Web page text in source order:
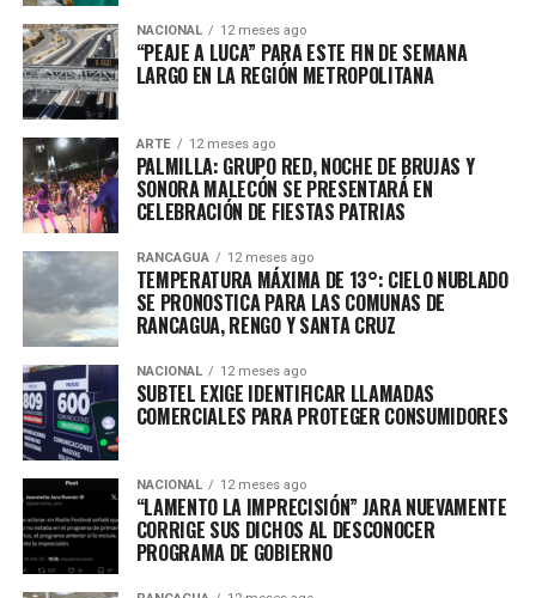
NACIONAL 12 meses ago
“PEAJE A LUCA” PARA ESTE FIN DE SEMANA
LARGO EN LA REGIÓN METROPOLITANA
ARTE 12 meses ago
PALMILLA: GRUPO RED, NOCHE DE BRUJAS Y
SONORA MALECÓN SE PRESENTARÁ EN
CELEBRACIÓN DE FIESTAS PATRIAS
RANCAGUA 12 meses ago
TEMPERATURA MÁXIMA DE 13°: CIELO NUBLADO
SE PRONOSTICA PARA LAS COMUNAS DE
RANCAGUA, RENGO Y SANTA CRUZ
NACIONAL 12 meses ago
SUBTEL EXIGE IDENTIFICAR LLAMADAS
COMERCIALES PARA PROTEGER CONSUMIDORES
NACIONAL 12 meses ago
“LAMENTO LA IMPRECISIÓN” JARA NUEVAMENTE
CORRIGE SUS DICHOS AL DESCONOCER
PROGRAMA DE GOBIERNO